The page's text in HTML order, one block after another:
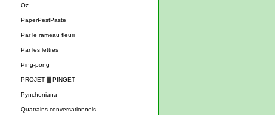
Oz
PaperPestPaste
Par le rameau fleuri
Par les lettres
Ping-pong
PROJET ▓ PINGET
Pynchoniana
Quatrains conversationnels